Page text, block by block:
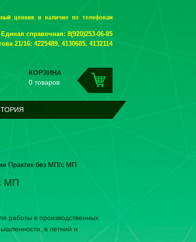
КОРЗИНА
0 товаров
ценник и наличие по телефонам
Единая справочная: 8(920)253-06-85
21/16: 4225489, 4130685, 4132114
Практик без МП/с МП
МП
работы в производственных
в летний и